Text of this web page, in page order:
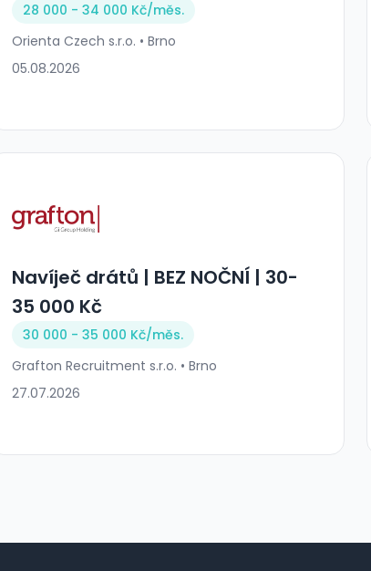
28 000 - 34 000 Kč/měs.
Orienta Czech s.r.o. • Brno
05.08.2026
Navíječ drátů | BEZ NOČNÍ | 30-
35 000 Kč
30 000 - 35 000 Kč/měs.
Grafton Recruitment s.r.o. • Brno
27.07.2026